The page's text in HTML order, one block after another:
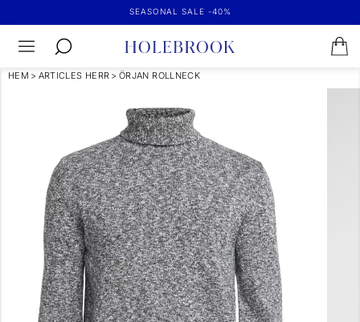
SEASONAL SALE -40%
HEM > ARTICLES HERR > ÖRJAN ROLLNECK